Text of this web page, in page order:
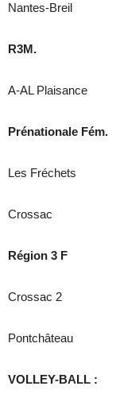
Nantes-Breil
R3M.
A-AL Plaisance
Prénationale Fém.
Les Fréchets
Crossac
Région 3 F
Crossac 2
Pontchâteau
VOLLEY-BALL :